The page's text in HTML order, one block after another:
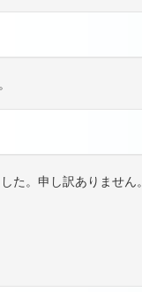
た。申し訳ありません。